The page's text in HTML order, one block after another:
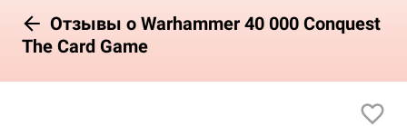
Отзывы о Warhammer 40 000 Conquest
The Card Game